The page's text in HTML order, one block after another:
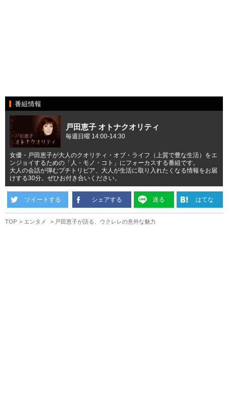
番組情報
戸田恵子 オトナクオリティ
毎週日曜 14:00-14:30
女優・戸田恵子が大人のクオリティ・オブ・ライフ（上質で豊な生活）をエ
ンジョイするための「人・モノ・コト」にフォーカスする番組です。
大人の会話が弾むプチトリビア、大人が生活に取り入れたくなる情報をお届
けする30分。ぜひお付き合いください。
ツイートする シェアする 送る はてな
TOP エンタメ 戸田恵子が語る、ウクレレの意外な魅力